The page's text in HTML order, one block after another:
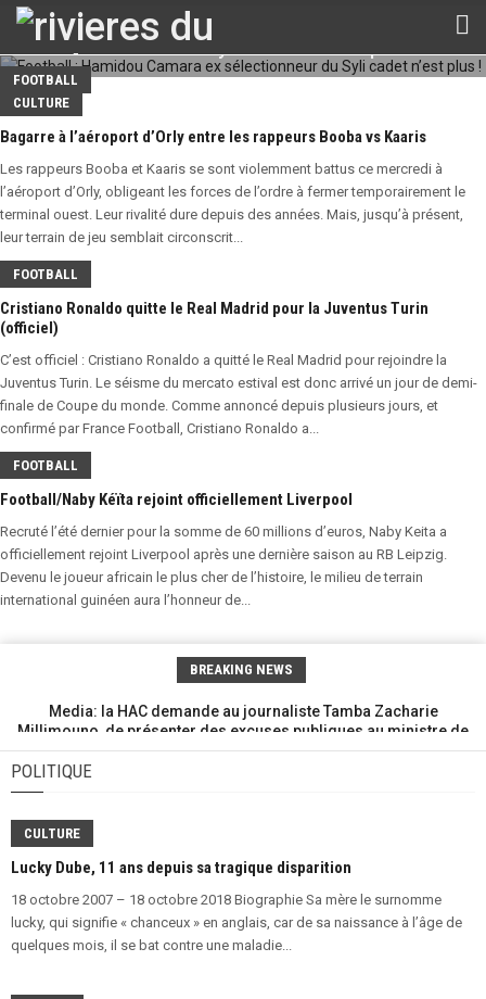
Football : Hamidou Camara ex
sélectionneur du Syli cadet n’est plus !
FOOTBALL
CULTURE
Bagarre à l’aéroport d’Orly entre les rappeurs Booba vs Kaaris
Les rappeurs Booba et Kaaris se sont violemment battus ce mercredi à
l’aéroport d’Orly, obligeant les forces de l’ordre à fermer temporairement le
terminal ouest. Leur rivalité dure depuis des années. Mais, jusqu’à présent,
leur terrain de jeu semblait circonscrit...
FOOTBALL
Cristiano Ronaldo quitte le Real Madrid pour la Juventus Turin
(officiel)
C’est officiel : Cristiano Ronaldo a quitté le Real Madrid pour rejoindre la
Juventus Turin. Le séisme du mercato estival est donc arrivé un jour de demi-
finale de Coupe du monde. Comme annoncé depuis plusieurs jours, et
confirmé par France Football, Cristiano Ronaldo a...
FOOTBALL
Football/Naby Kéïta rejoint officiellement Liverpool
Recruté l’été dernier pour la somme de 60 millions d’euros, Naby Keita a
officiellement rejoint Liverpool après une dernière saison au RB Leipzig.
Devenu le joueur africain le plus cher de l’histoire, le milieu de terrain
international guinéen aura l’honneur de...
BREAKING NEWS
Media: la HAC demande au journaliste Tamba Zacharie
Millimouno, de présenter des excuses publiques au ministre de
la justice,
DÉCEMBRE 11TH, 2018
Sandervalia: incendie au siège du site Guinee7
KANKAN : Alpha Condé fait un aveu
Crise dans le secteur éducatif: le ministère de l'éducation
nationale sort un communiqué
DÉCEMBRE 10TH, 2018
DÉCEMBRE 10TH, 2018
DÉCEMBRE 10TH, 2018
Badra Koné au siège de l'UFR/ «peu importe les obstacles mais
POLITIQUE
CULTURE
Lucky Dube, 11 ans depuis sa tragique disparition
18 octobre 2007 – 18 octobre 2018 Biographie Sa mère le surnomme
lucky, qui signifie « chanceux » en anglais, car de sa naissance à l’âge de
quelques mois, il se bat contre une maladie...